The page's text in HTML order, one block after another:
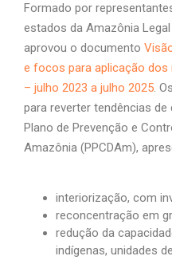
Formado por
estados da Amazônia
aprovou o documento
e focos para aplicação
– julho 2023 a julho 2025.
para reverter tendências
Plano de Prevenção e
Amazônia (PPCDAm),
interiorização, com
reconcentração em
redução da
indígenas, unidades